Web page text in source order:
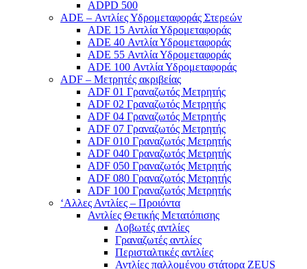
ADPD 500
ADE – Αντλίες Υδρομεταφοράς Στερεών
ADE 15 Αντλία Υδρομεταφοράς
ADE 40 Αντλία Υδρομεταφοράς
ADE 55 Αντλία Υδρομεταφοράς
ADE 100 Αντλία Υδρομεταφοράς
ADF – Μετρητές ακριβείας
ADF 01 Γραναζωτός Μετρητής
ADF 02 Γραναζωτός Μετρητής
ADF 04 Γραναζωτός Μετρητής
ADF 07 Γραναζωτός Μετρητής
ADF 010 Γραναζωτός Μετρητής
ADF 040 Γραναζωτός Μετρητής
ADF 050 Γραναζωτός Μετρητής
ADF 080 Γραναζωτός Μετρητής
ADF 100 Γραναζωτός Μετρητής
‘Αλλες Αντλίες – Προιόντα
Αντλίες Θετικής Μετατόπισης
Λοβωτές αντλίες
Γραναζωτές αντλίες
Περισταλτικές αντλίες
Αντλίες παλλομένου στάτορα ZEUS